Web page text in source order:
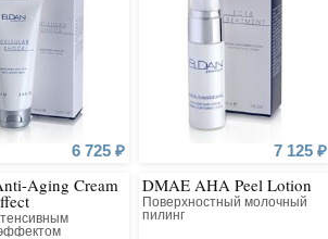
6 725 ₽ 7 125 ₽
Aging Cream DMAE AHA Peel Lotion
Поверхностный молочный
пилинг